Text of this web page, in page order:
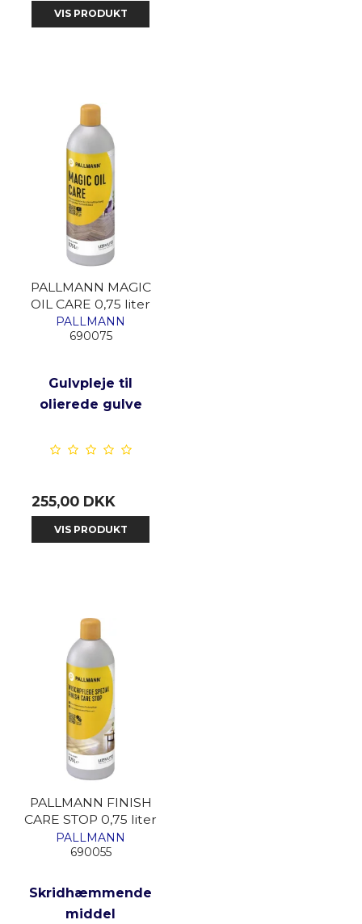
VIS PRODUKT
PALLMANN MAGIC
OIL CARE 0,75 liter
PALLMANN
690075
Gulvpleje til
olierede gulve
255,00 DKK
VIS PRODUKT
PALLMANN FINISH
CARE STOP 0,75 liter
PALLMANN
690055
Skridhæmmende
middel